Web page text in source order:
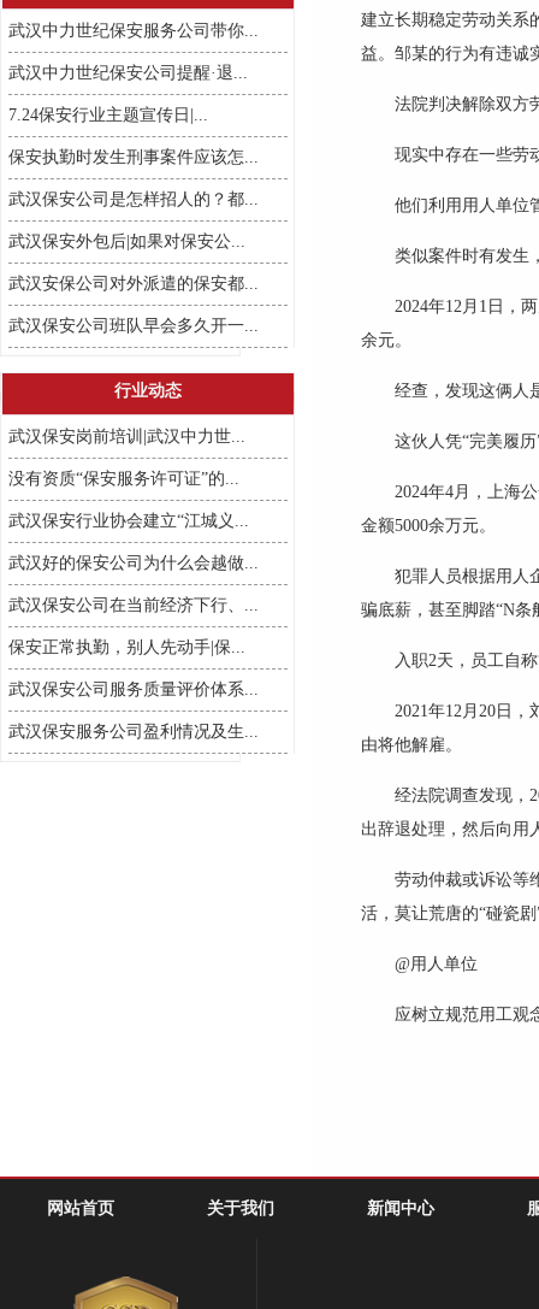
武汉中力世纪保安服务公司带你...
武汉中力世纪保安公司提醒·退...
7.24保安行业主题宣传日|...
保安执勤时发生刑事案件应该怎...
武汉保安公司是怎样招人的？都...
武汉保安外包后|如果对保安公...
武汉安保公司对外派遣的保安都...
武汉保安公司班队早会多久开一...
行业动态
武汉保安岗前培训|武汉中力世...
没有资质“保安服务许可证”的...
武汉保安行业协会建立“江城义...
武汉好的保安公司为什么会越做...
武汉保安公司在当前经济下行、...
保安正常执勤，别人先动手|保...
武汉保安公司服务质量评价体系...
武汉保安服务公司盈利情况及生...
建立长期稳定劳动关系
益。邹某的行为有违诚
法院判决解除双方
现实中存在一些劳
他们利用用人单位
类似案件时有发生
2024年12月 1 日，
余元。
经查，发现这俩人
这伙人凭“完美履
2024年4月，上海
金额5000余万元。
犯罪人员根据用人
骗底薪，甚至脚踏“N条
入职2天，员工自
2021年12月 20 日，
由将他解雇。
经法院调查发现，
出辞退处理，然后向用
劳动仲裁或诉讼等
活，莫让荒唐的“碰瓷
@用人单位
应树立规范用工观
网站首页 关于我们 新闻中心